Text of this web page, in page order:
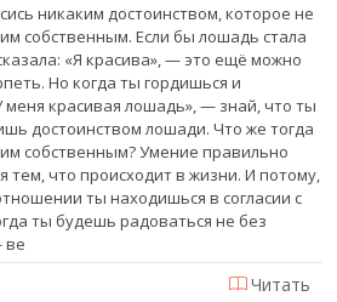
никаким достоинством, которое не
собственным. Если бы лошадь стала
«Я красива», — это ещё можно
Но когда ты гордишься и
меня красивая лошадь», — знай, что ты
достоинством лошади. Что же тогда
собственным? Умение правильно
тем, что происходит в жизни. И потому,
ты находишься в согласии с
ты будешь радоваться не без
ве
Читать